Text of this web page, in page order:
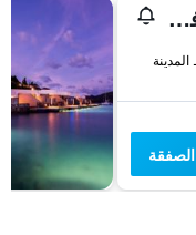
إيلوندا أوليا فيلاز آند أبارتمنتس